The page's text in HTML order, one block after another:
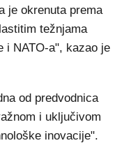
je okrenuta prema
težnjama
i NATO-a", kazao je
od predvodnica
i uključivom
inovacije".